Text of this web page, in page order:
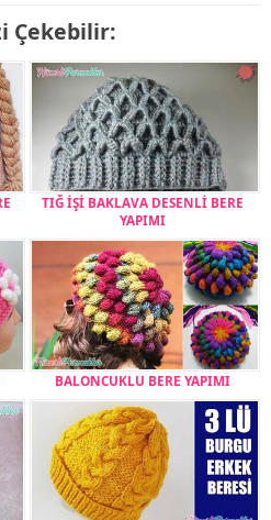
Çekebilir:
TIĞ İŞİ BAKLAVA DESENLİ BERE
YAPIMI
BALONCUKLU BERE YAPIMI